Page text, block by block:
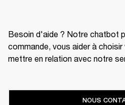
Besoin d'aide ? Notre chatbot
commande, vous aider à
mettre en relation avec notre
NOUS